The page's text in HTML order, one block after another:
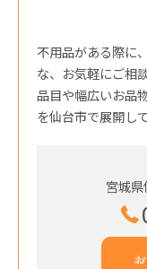
不用品がある際に
な、お気軽にご相
品目や幅広いお品
を仙台市で展開し
宮城